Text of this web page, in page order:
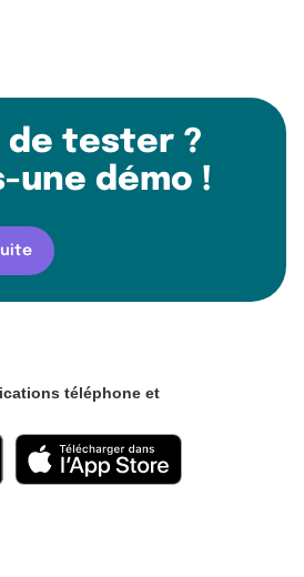
de tester ?
une démo !
téléphone et